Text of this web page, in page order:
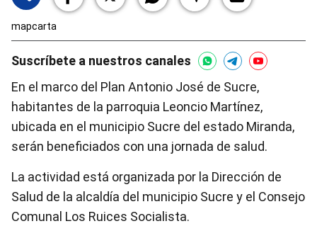
mapcarta
Suscríbete a nuestros canales
En el marco del Plan Antonio José de Sucre,
habitantes de la parroquia Leoncio Martínez,
ubicada en el municipio Sucre del estado Miranda,
serán beneficiados con una jornada de salud.
La actividad está organizada por la Dirección de
Salud de la alcaldía del municipio Sucre y el Consejo
Comunal Los Ruices Socialista.